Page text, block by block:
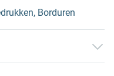
Borduren